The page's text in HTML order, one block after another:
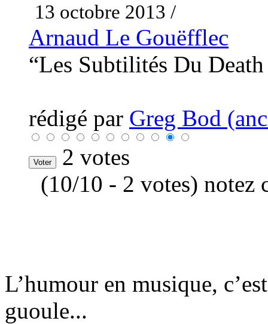
13 octobre 2013 /
Arnaud Le Gouëfflec
“Les Subtilités Du
rédigé par Greg Bod
2 votes
(10/10 - 2 votes) notez
L’humour en musique,
guoule...